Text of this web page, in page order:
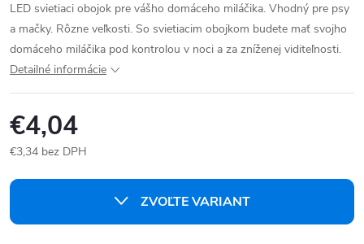
LED svietiaci obojok pre vášho domáceho miláčika. Vhodný pre psy
a mačky. Rôzne veľkosti. So svietiacim obojkom budete mať svojho
domáceho miláčika pod kontrolou v noci a za zníženej viditeľnosti.
Detailné informácie
€4,04
€3,34 bez DPH
cena:
ZVOĽTE VARIANT